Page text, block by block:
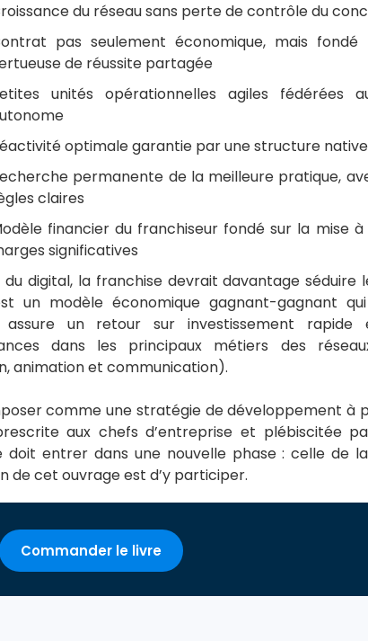
du réseau sans perte de contrôle du
pas seulement économique, mais
de réussite partagée
unités opérationnelles agiles fédérées
optimale garantie par une structure
permanente de la meilleure pratique,
claires
financier du franchiseur fondé sur la mise
significatives
du digital, la franchise devrait davantage
un modèle économique gagnant-gagnant
assure un retour sur investissement
dans les principaux métiers des
animation et communication).
comme une stratégie de développement à
aux chefs d’entreprise et plébiscitée
doit entrer dans une nouvelle phase : celle de
de cet ouvrage est d’y participer.
Commander le livre